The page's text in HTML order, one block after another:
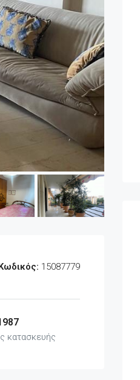
15087779
κατασκευής